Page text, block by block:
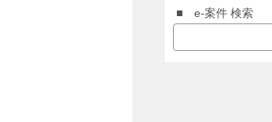
■ e-案件 検索